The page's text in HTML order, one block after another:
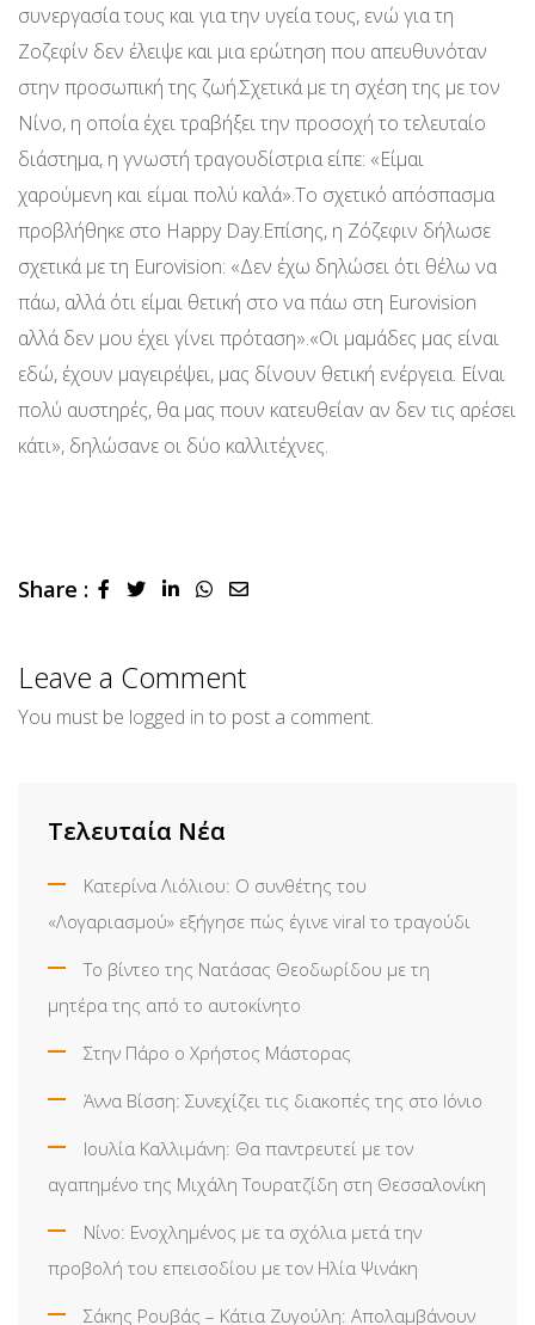
συνεργασία τους και για την υγεία τους, ενώ για τη
Ζοζεφίν δεν έλειψε και μια ερώτηση που απευθυνόταν
στην προσωπική της ζωή.Σχετικά με τη σχέση της με τον
Νίνο, η οποία έχει τραβήξει την προσοχή το τελευταίο
διάστημα, η γνωστή τραγουδίστρια είπε: «Είμαι
χαρούμενη και είμαι πολύ καλά».Το σχετικό απόσπασμα
προβλήθηκε στο Happy Day.Επίσης, η Ζόζεφιν δήλωσε
σχετικά με τη Eurovision: «Δεν έχω δηλώσει ότι θέλω να
πάω, αλλά ότι είμαι θετική στο να πάω στη Eurovision
αλλά δεν μου έχει γίνει πρόταση».«Οι μαμάδες μας είναι
εδώ, έχουν μαγειρέψει, μας δίνουν θετική ενέργεια. Είναι
πολύ αυστηρές, θα μας πουν κατευθείαν αν δεν τις αρέσει
κάτι», δηλώσανε οι δύο καλλιτέχνες.
Share : LinkedInWhatsapp
Share
Leave a Comment
You must be logged in to post a comment.
Τελευταία Νέα
Κατερίνα Λιόλιου: Ο συνθέτης του
«Λογαριασμού» εξήγησε πώς έγινε viral το τραγούδι
Το βίντεο της Νατάσας Θεοδωρίδου με τη
μητέρα της από το αυτοκίνητο
Στην Πάρο ο Χρήστος Μάστορας
Άννα Βίσση: Συνεχίζει τις διακοπές της στο Ιόνιο
Ιουλία Καλλιμάνη: Θα παντρευτεί με τον
αγαπημένο της Μιχάλη Τουρατζίδη στη Θεσσαλονίκη
Νίνο: Ενοχλημένος με τα σχόλια μετά την
προβολή του επεισοδίου με τον Ηλία Ψινάκη
Σάκης Ρουβάς – Κάτια Ζυγούλη: Απολαμβάνουν